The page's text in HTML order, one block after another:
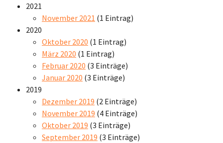
2021
November 2021 (1 Eintrag)
2020
Oktober 2020 (1 Eintrag)
März 2020 (1 Eintrag)
Februar 2020 (3 Einträge)
Januar 2020 (3 Einträge)
2019
Dezember 2019 (2 Einträge)
November 2019 (4 Einträge)
Oktober 2019 (3 Einträge)
September 2019 (3 Einträge)